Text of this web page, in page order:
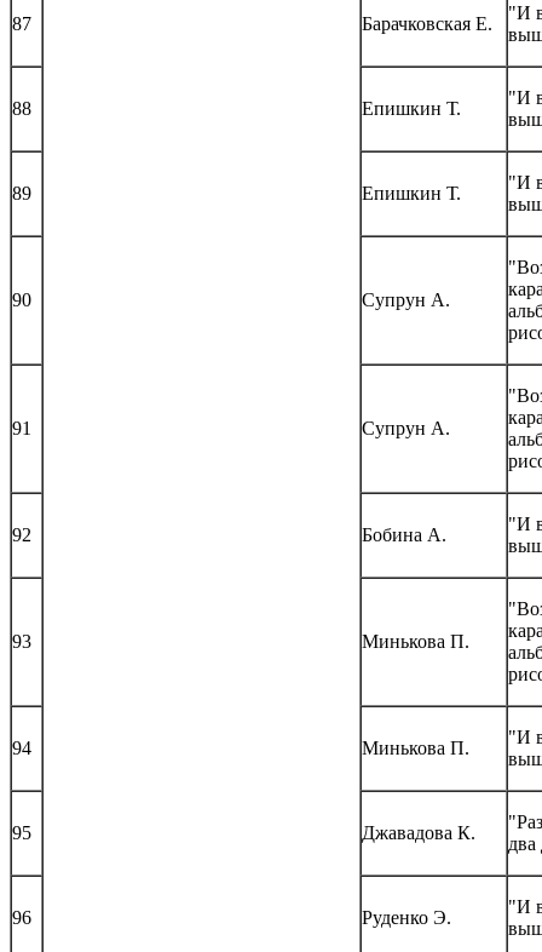
87 Барачковская Е.
"И
88 Епишкин Т.
"И
89 Епишкин Т.
"И
90 Супрун А.
91 Супрун А.
92 Бобина А.
"И
93 Минькова П.
94 Минькова П.
"И
95 Джавадова К.
96 Руденко Э.
"И